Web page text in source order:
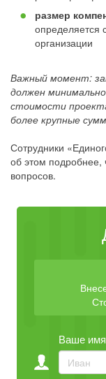
размер
определяется
организации
Важный момент:
должен
стоимости
более крупные
Сотрудники
об этом подробнее,
вопросов.
Ваше имя